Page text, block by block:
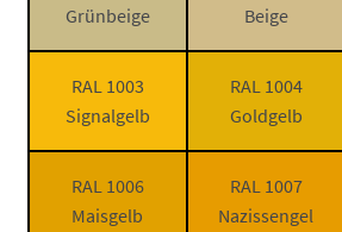
Grünbeige
Beige
RAL 1003
Signalgelb
RAL 1004
Goldgelb
RAL 1006
Maisgelb
RAL 1007
Nazissengel